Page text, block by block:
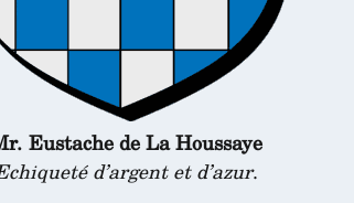
Eustache de La Houssaye
d’argent et d’azur.